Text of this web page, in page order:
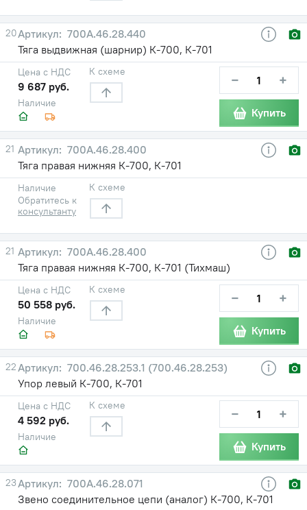
20
700А.46.28.440
Тяга выдвижная (шарнир) К-700, К-701
Наличие
Цена с НДС
9 687 руб.
К схеме − +
Купить
21
700А.46.28.400
Тяга правая нижняя К-700, К-701
Наличие
Обратитесь к
консультанту
К схеме
21
700А.46.28.400
Тяга правая нижняя К-700, К-701 (Тихмаш)
Наличие
Цена с НДС
50 558 руб.
К схеме − +
Купить
22
700.46.28.253.1 (700.46.28.253)
Упор левый К-700, К-701
Наличие
Цена с НДС
4 592 руб.
К схеме − +
Купить
23
700А.46.28.071
Звено соединительное цепи (аналог) К-700, К-701